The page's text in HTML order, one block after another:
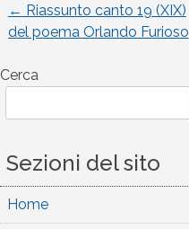
Navigazione
articoli
← Riassunto canto 19 (XIX)
del poema Orlando Furioso
Cerca
Sezioni del sito
Home